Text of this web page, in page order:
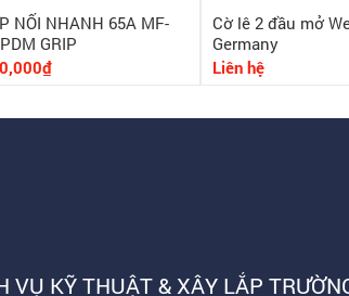
NỐI NHANH 65A MF-
GRIP
Cờ lê 2 đầu mở
Germany
Liên hệ
VỤ KỸ THUẬT & XÂY LẮP